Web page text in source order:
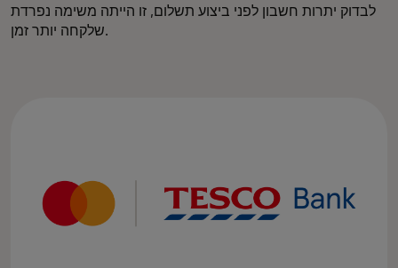
לבדוק יתרות חשבון לפני ביצוע תשלום, זו הייתה משימה נפרדת
שלקחה יותר זמן.